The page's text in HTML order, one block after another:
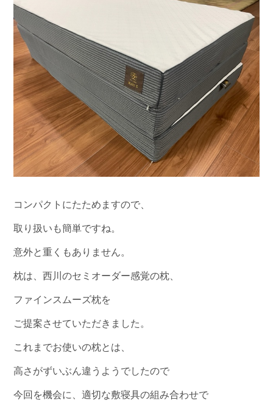
コンパクトにたためますので、
取り扱いも簡単ですね。
意外と重くもありません。
枕は、西川のセミオーダー感覚の枕、
ファインスムーズ枕を
ご提案させていただきました。
これまでお使いの枕とは、
高さがずいぶん違うようでしたので
今回を機会に、適切な敷寝具の組み合わせで